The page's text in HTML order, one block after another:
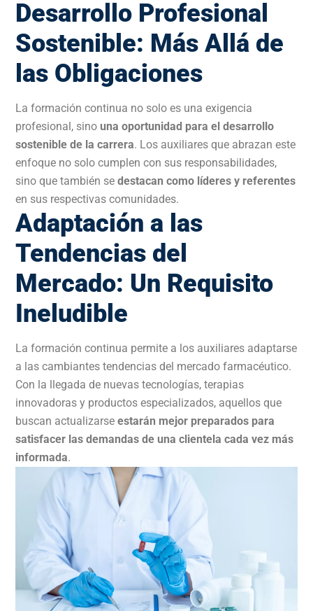
Desarrollo Profesional
Sostenible: Más Allá de
las Obligaciones
La formación continua no solo es una exigencia
profesional, sino una oportunidad para el desarrollo
sostenible de la carrera. Los auxiliares que abrazan este
enfoque no solo cumplen con sus responsabilidades,
sino que también se destacan como líderes y referentes
en sus respectivas comunidades.
Adaptación a las
Tendencias del
Mercado: Un Requisito
Ineludible
La formación continua permite a los auxiliares adaptarse
a las cambiantes tendencias del mercado farmacéutico.
Con la llegada de nuevas tecnologías, terapias
innovadoras y productos especializados, aquellos que
buscan actualizarse estarán mejor preparados para
satisfacer las demandas de una clientela cada vez más
informada.